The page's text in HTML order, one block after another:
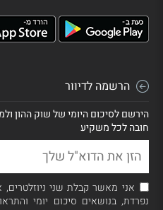
הרשמה לדיוור
הירשם לסיכום היומי של שוק ההון
חובה לכל משקיע
אני מאשר קבלת שני
נפרדת, בנושאים סיכום יומי